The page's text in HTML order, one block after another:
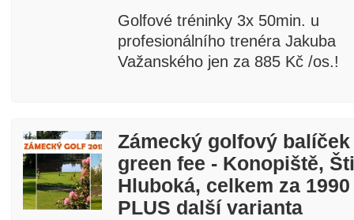
Golfové tréninky 3x 50min. u
profesionálního trenéra Jakuba
Važanského jen za 885 Kč /os.!
Zámecký golfový balíček
green fee - Konopiště,
Hluboká, celkem za
PLUS další varianta